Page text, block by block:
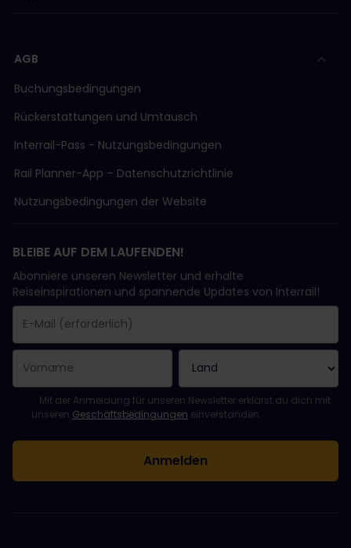
AGB
Buchungsbedingungen
Rückerstattungen und Umtausch
Interrail-Pass - Nutzungsbedingungen
Rail Planner-App – Datenschutzrichtlinie
Nutzungsbedingungen der Website
BLEIBE AUF DEM LAUFENDEN!
Abonniere unseren Newsletter und erhalte
Reiseinspirationen und spannende Updates von Interrail!
Sie haben sich erfolgreich angemeldet.
Das Feld „E-Mail-Adresse“ ist ein Pflichtfeld!
Diese E-Mail-Adresse ist ungültig!
Beim Abonnieren des Newsletters ist ein Fehler aufgetreten.
Du hast diesen Newsletter bereits abonniert!
Bitte stimme den Allgemeinen Geschäftsbedingungen zu, um
Mit der Anmeldung für unseren Newsletter erklärst du dich mit
unseren Geschäftsbedingungen einverstanden.